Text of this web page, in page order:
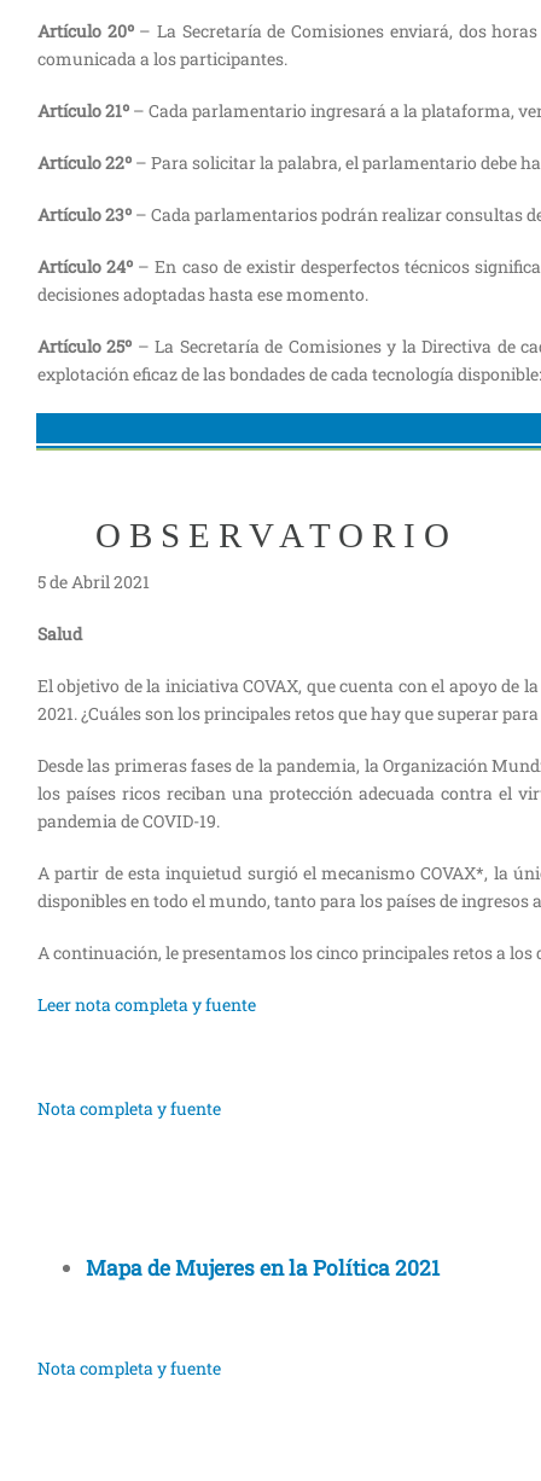
Artículo 20º– La Secretaría de Comisiones enviará, dos
comunicada a los participantes.
Artículo 21º – Cada parlamentario ingresará a la plataforma,
Artículo 22º – Para solicitar la palabra, el parlamentario debe
Artículo 23º – Cada parlamentarios podrán realizar consultas
Artículo 24º – En caso de existir desperfectos técnicos
decisiones adoptadas hasta ese momento.
Artículo 25º – La Secretaría de Comisiones y la Directiva de
explotación eficaz de las bondades de cada tecnología
O B S E R V A T O R I O
5 de Abril 2021
Salud
El objetivo de la iniciativa COVAX, que cuenta con el apoyo de
2021. ¿Cuáles son los principales retos que hay que superar
Desde las primeras fases de la pandemia, la Organización
los países ricos reciban una protección adecuada contra el
pandemia de COVID-19.
A partir de esta inquietud surgió el mecanismo COVAX*, la
disponibles en todo el mundo, tanto para los países de ingresos
A continuación, le presentamos los cinco principales retos a los
Leer nota completa y fuente
Nota completa y fuente
Mapa de Mujeres en la Política 2021
Nota completa y fuente